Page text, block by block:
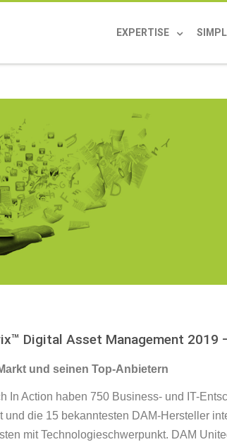
EXPERTISE
Digital Asset Management 2019
und seinen Top-Anbietern
In Action haben 750 Business- und IT-
und die 15 bekanntesten DAM-Hersteller
mit Technologieschwerpunkt. DAM